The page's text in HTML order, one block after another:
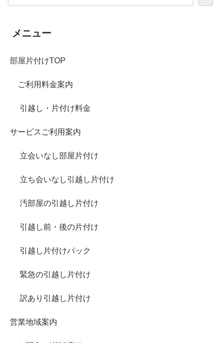
メニュー
部屋片付けTOP
ご利用料金案内
引越し・片付け料金
サービスご利用案内
立会いなし部屋片付け
立ち会いなし引越し片付け
汚部屋の引越し片付け
引越し前・後の片付け
引越し片付けパック
緊急の引越し片付け
訳あり引越し片付け
営業地域案内